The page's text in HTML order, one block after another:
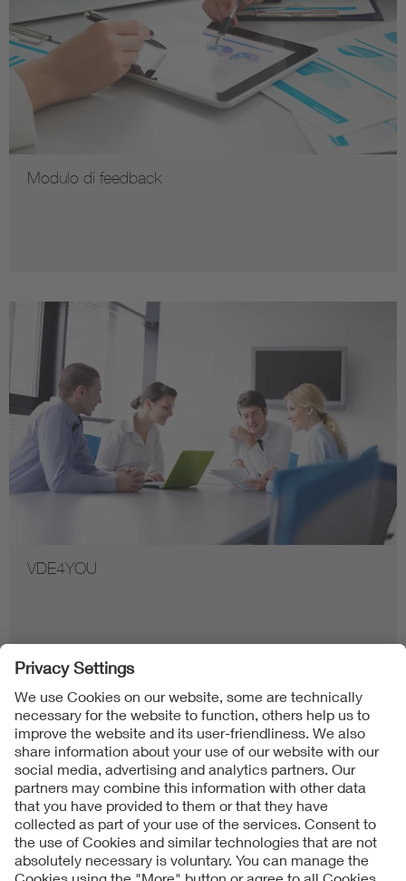
Modulo di feedback
VDE4YOU
Follow us on